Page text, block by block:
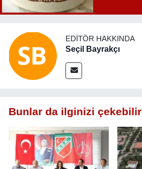
EDITÖR HAKKINDA
Seçil Bayrakçı
Bunlar da ilginizi çekebilir